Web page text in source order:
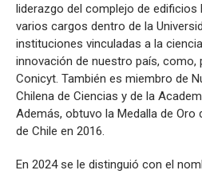
liderazgo del complejo de edificios
varios cargos dentro de la
instituciones vinculadas a la
innovación de nuestro país, como,
Conicyt. También es miembro de
Chilena de Ciencias y de la
Además, obtuvo la Medalla de
de Chile en 2016.
En 2024 se le distinguió con el